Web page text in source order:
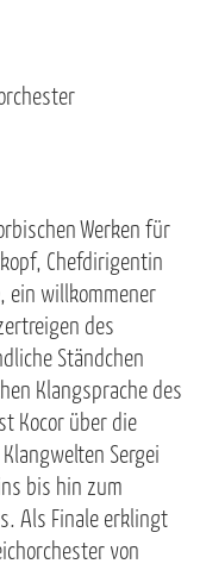
Werken für
Chefdirigentin
ein willkommener
des
Ständchen
Klangsprache des
Kocor über die
Sergei
bis hin zum
Als Finale erklingt
von